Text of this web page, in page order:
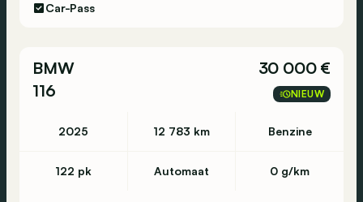
Car-Pass
BMW
116
30 000 €
NIEUW
2025 12 783 km Benzine
122 pk Automaat 0 g/km